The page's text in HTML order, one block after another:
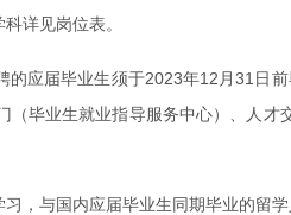
详见岗位表。
的应届毕业生须于2023年12月31
毕业生就业指导服务中心）、人
，与国内应届毕业生同期毕业的留